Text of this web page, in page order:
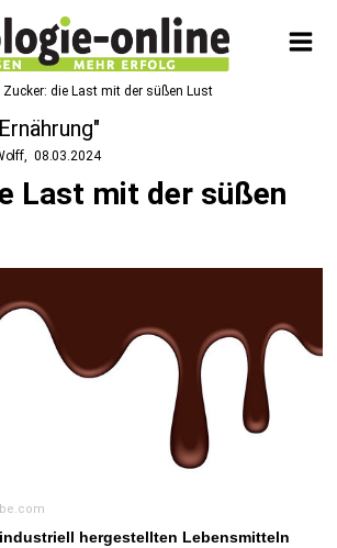
Zucker: die Last mit der süßen Lust
08.03.2024
Last mit der süßen
hergestellten Lebensmitteln